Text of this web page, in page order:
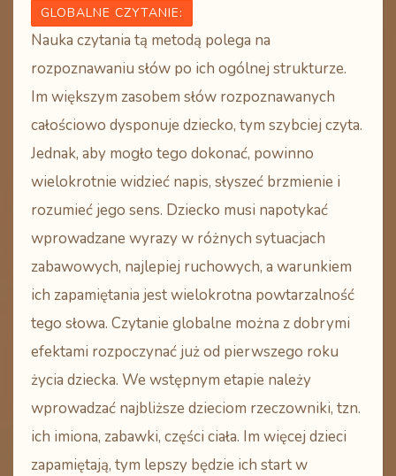
GLOBALNE CZYTANIE:
Nauka czytania tą metodą polega na
rozpoznawaniu słów po ich ogólnej strukturze.
Im większym zasobem słów rozpoznawanych
całościowo dysponuje dziecko, tym szybciej czyta.
Jednak, aby mogło tego dokonać, powinno
wielokrotnie widzieć napis, słyszeć brzmienie i
rozumieć jego sens. Dziecko musi napotykać
wprowadzane wyrazy w różnych sytuacjach
zabawowych, najlepiej ruchowych, a warunkiem
ich zapamiętania jest wielokrotna powtarzalność
tego słowa. Czytanie globalne można z dobrymi
efektami rozpoczynać już od pierwszego roku
życia dziecka. We wstępnym etapie należy
wprowadzać najbliższe dzieciom rzeczowniki, tzn.
ich imiona, zabawki, części ciała. Im więcej dzieci
zapamiętają, tym lepszy będzie ich start w